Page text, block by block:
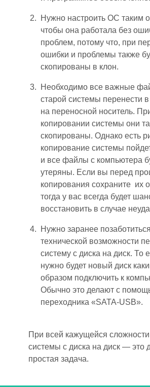
Нужно настроить ОС таким
чтобы она работала без
проблем, потому что, при
ошибки и проблемы также
скопированы в клон.
Необходимо все важные
старой системы перенести
на переносной носитель.
копировании системы они
скопированы. Однако есть
копирование системы
и все файлы с компьютера
утеряны. Если вы перед
копирования сохраните их
тогда у вас всегда будет
восстановить в случае
Нужно заранее
технической возможности
систему с диска на диск. То
нужно будет новый диск
образом подключить к
Обычно это делают с
переходника «SATA-USB».
При всей кажущейся
системы с диска на диск — это
простая задача.